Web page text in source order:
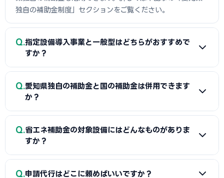
独自の補助金制度」セクションをご覧ください。
Q 指定設備導入事業と一般型はどちらがおすすめで
すか？
A
導入したい設備がSII認定リストに掲載されている場合は
「指定設備導入事業」がおすすめです。審査が比較的スピーデ
リストにない専用設備やオーダーメイドのシステムを導入した
い場合は「一般型」を検討してください。
Q 愛知県独自の補助金と国の補助金は併用できます
か？
A
同一経費への重複申請はできませんが、対象経費を「設置
工事費（県補助金）」と「機器本体費（国補助金）」のよう
ースがあります。経費按分の計画は事前に専門家へ確認するこ
とをおすすめします。
Q 省エネ補助金の対象設備にはどんなものがありま
すか？
A
SII認定設備にはLED照明・高効率空調・太陽光発電・蓄
Q 申請代行はどこに頼めばいいですか？